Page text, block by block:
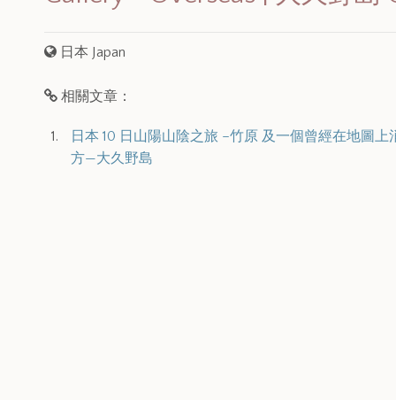
日本 Japan
相關文章：
日本 10 日山陽山陰之旅 –竹原 及一個曾經在地圖上
方—大久野島